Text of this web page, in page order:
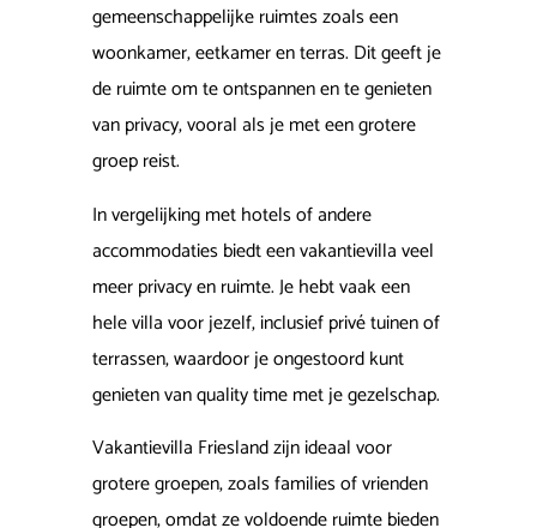
gemeenschappelijke ruimtes zoals een
woonkamer, eetkamer en terras. Dit geeft je
de ruimte om te ontspannen en te genieten
van privacy, vooral als je met een grotere
groep reist.
In vergelijking met hotels of andere
accommodaties biedt een vakantievilla veel
meer privacy en ruimte. Je hebt vaak een
hele villa voor jezelf, inclusief privé tuinen of
terrassen, waardoor je ongestoord kunt
genieten van quality time met je gezelschap.
Vakantievilla Friesland zijn ideaal voor
grotere groepen, zoals families of vrienden
groepen, omdat ze voldoende ruimte bieden